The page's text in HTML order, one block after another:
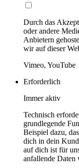
Durch das
oder andere
Anbietern
wir auf dieser
Vimeo, YouTube
Erforderlich
Immer aktiv
Technisch
grundlegende
Beispiel dazu,
dich in dein
auf dich ist für
anfallende Daten